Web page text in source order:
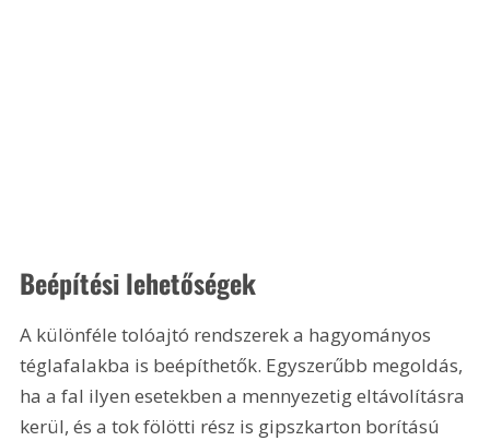
Beépítési lehetőségek
A különféle tolóajtó rendszerek a hagyományos
téglafalakba is beépíthetők. Egyszerűbb megoldás,
ha a fal ilyen esetekben a mennyezetig eltávolításra
kerül, és a tok fölötti rész is gipszkarton borítású